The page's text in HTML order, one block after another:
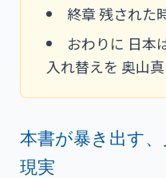
終章 残された
おわりに 日本
入れ替えを 奥山
本書が暴き出す
現実